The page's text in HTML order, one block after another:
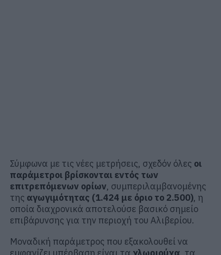
Σύμφωνα με τις νέες μετρήσεις, σχεδόν όλες οι
παράμετροι βρίσκονται εντός των
επιτρεπόμενων ορίων, συμπεριλαμβανομένης
της αγωγιμότητας (1.424 με όριο το 2.500), η
οποία διαχρονικά αποτελούσε βασικό σημείο
επιβάρυνσης για την περιοχή του Αλιβερίου.
Μοναδική παράμετρος που εξακολουθεί να
εμφανίζει υπέρβαση είναι τα χλωριούχα , τα